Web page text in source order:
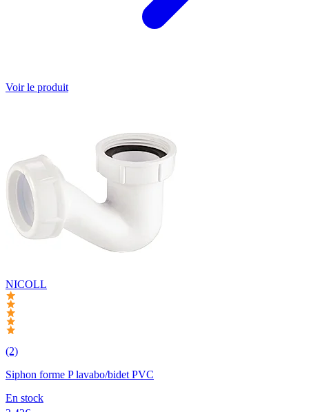
Voir le produit
NICOLL
(2)
Siphon forme P lavabo/bidet PVC
En stock